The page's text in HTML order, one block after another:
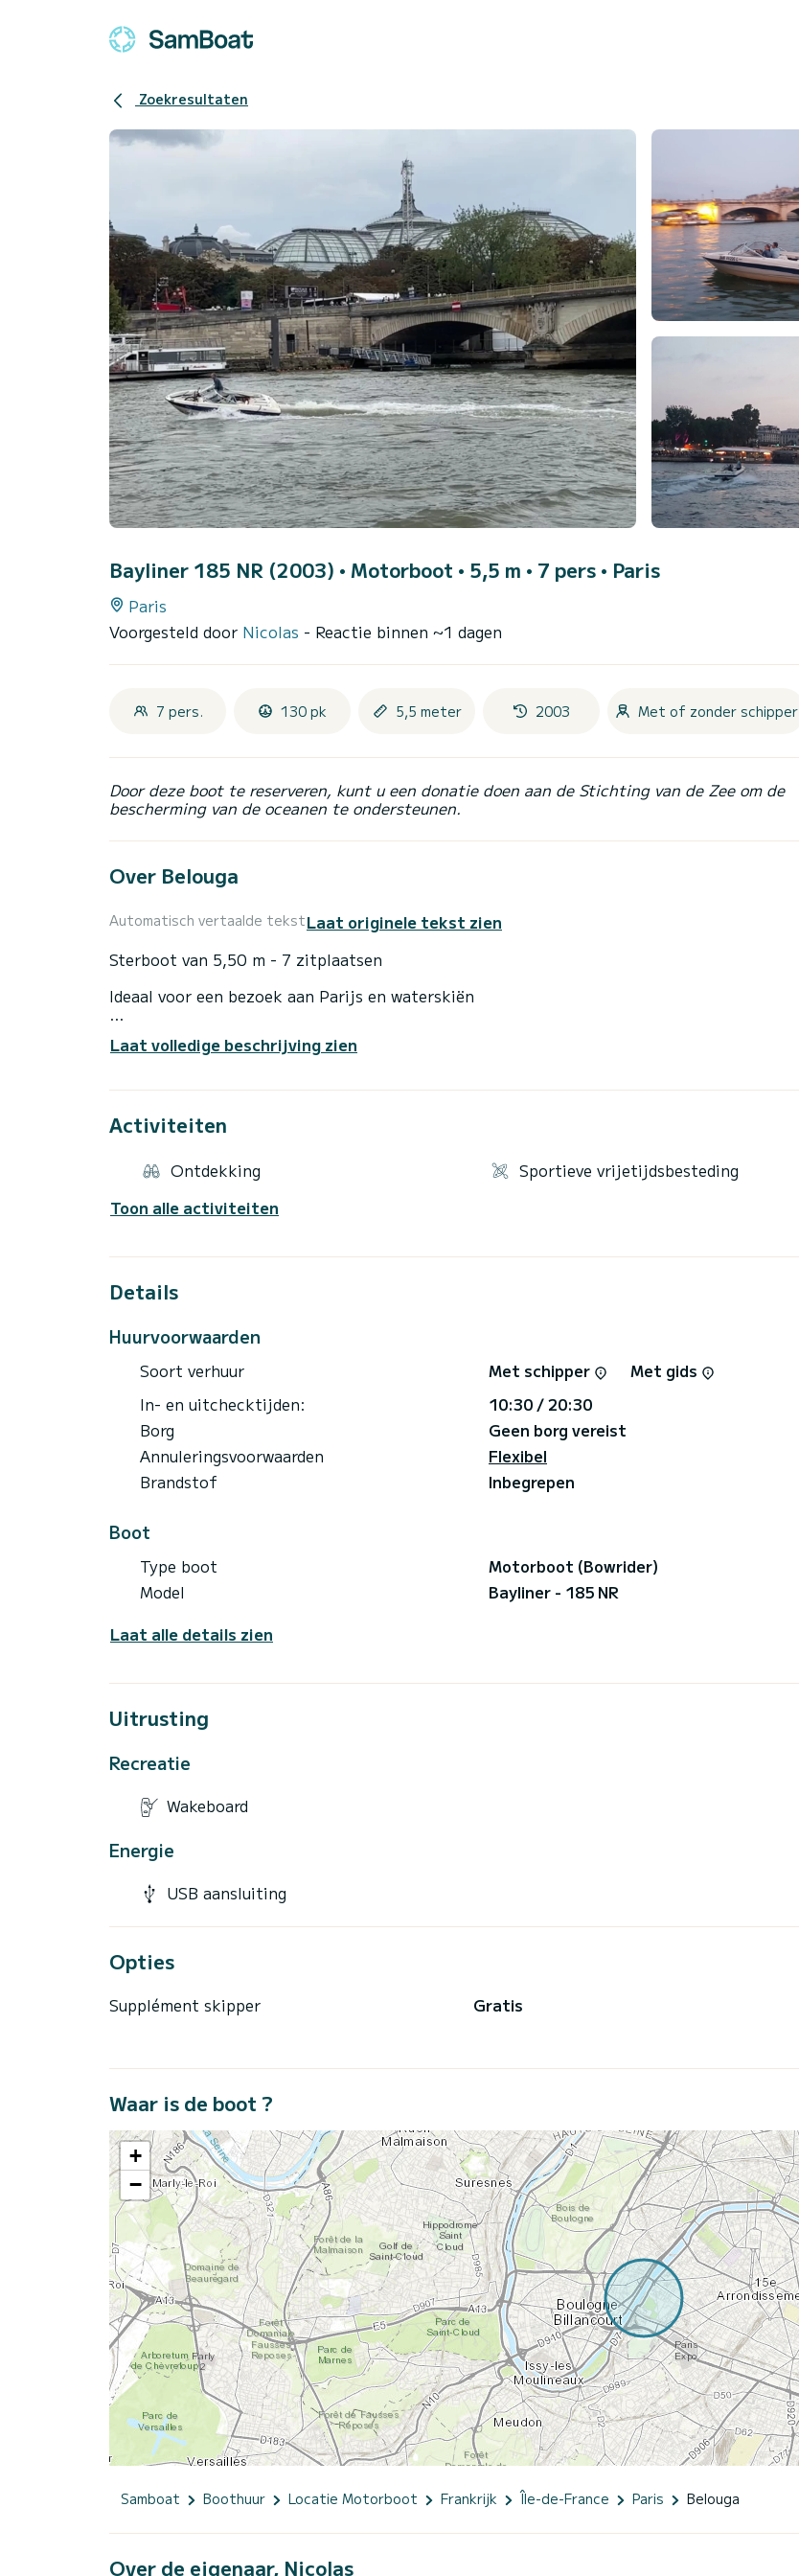
Zoekresultaten
Bayliner 185 NR (2003) • Motorboot • 5,5 m • 7 pers • Paris
Paris
Voorgesteld door Nicolas - Reactie binnen ~1 dagen
7 pers. 130 pk 5,5 meter 2003 Met of zonder schipper
Door deze boot te reserveren, kunt u een donatie doen aan de Stichting van de Zee om de
bescherming van de oceanen te ondersteunen.
Over Belouga
Automatisch vertaalde tekstLaat originele tekst zien
Sterboot van 5,50 m - 7 zitplaatsen
Ideaal voor een bezoek aan Parijs en waterskiën
Laat volledige beschrijving zien
Activiteiten
Ontdekking
Sportieve vrijetijdsbesteding
Toon alle activiteiten
Details
Huurvoorwaarden
Soort verhuur Met schipper
Met gids
In- en uitchecktijden:
10:30 / 20:30
Borg
Geen borg vereist
Annuleringsvoorwaarden
Flexibel
Brandstof
Inbegrepen
Boot
Type boot
Motorboot (Bowrider)
Model
Bayliner - 185 NR
Laat alle details zien
Uitrusting
Recreatie
Wakeboard
Energie
USB aansluiting
Opties
Supplément skipper Gratis
Waar is de boot ?
+
−
Samboat Boothuur Locatie Motorboot Frankrijk Île-de-France Paris Belouga
Over de eigenaar, Nicolas